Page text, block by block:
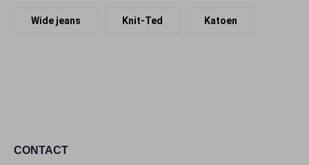
Wide jeans Knit-Ted Katoen
CONTACT